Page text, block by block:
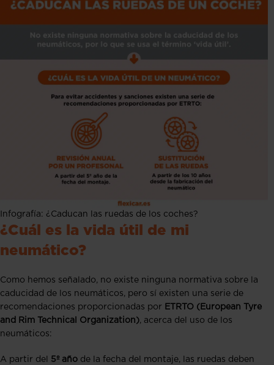
Infografía: ¿Caducan las ruedas de los coches?
¿Cuál es la vida útil de mi
neumático?
Como hemos señalado, no existe ninguna normativa sobre la
caducidad de los neumáticos, pero sí existen una serie de
recomendaciones proporcionadas por ETRTO (European Tyre
and Rim Technical Organization), acerca del uso de los
neumáticos:
A partir del 5º año de la fecha del montaje, las ruedas deben